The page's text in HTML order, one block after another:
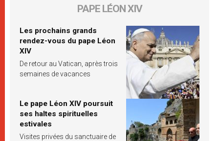
PAPE LÉON XIV
Les prochains grands
rendez-vous du pape Léon
XIV
De retour au Vatican, après trois
semaines de vacances
Le pape Léon XIV poursuit
ses haltes spirituelles
estivales
Visites privées du sanctuaire de